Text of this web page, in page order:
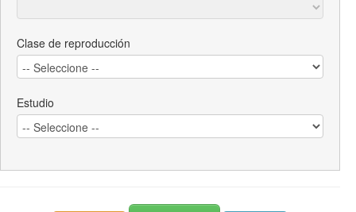
Clase de reproducción
Estudio